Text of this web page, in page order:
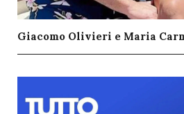
Giacomo Olivieri e Maria